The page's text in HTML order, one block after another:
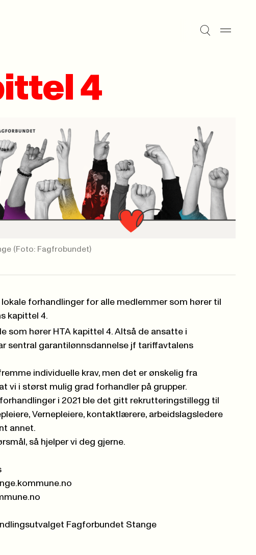
4
(Foto: Fagfrobundet)
forhandlinger for alle medlemmer som hører til
kapittel 4.
som hører HTA kapittel 4. Altså de ansatte i
sentral garantilønnsdannelse jf tariffavtalens
individuelle krav, men det er ønskelig fra
vi i størst mulig grad forhandler på grupper.
i 2021 ble det gitt rekrutteringstillegg til
Vernepleiere, kontaktlærere, arbeidslagsledere
annet.
så hjelper vi deg gjerne.
Fagforbundet Stange